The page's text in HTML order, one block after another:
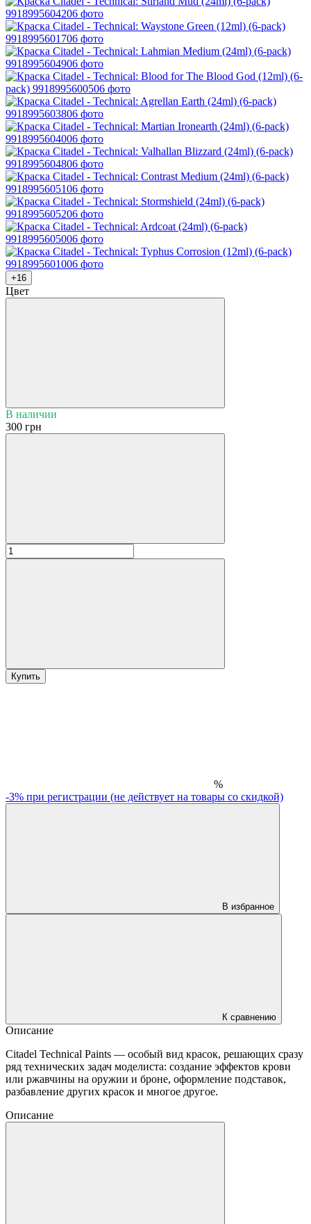
+16
Цвет
В наличии
300 грн
Купить
%
-3% при регистрации (не действует на товары со скидкой)
В избранное
К сравнению
Описание
Citadel Technical Paints — особый вид красок, решающих сразу
ряд технических задач моделиста: создание эффектов крови
или ржавчины на оружии и броне, оформление подставок,
разбавление других красок и многое другое.
Описание